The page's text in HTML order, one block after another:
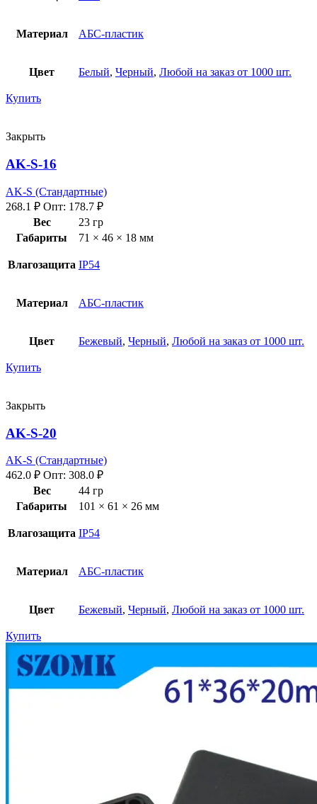
Материал АБС-пластик
Цвет Белый, Черный, Любой на заказ от 1000 шт.
Купить
Закрыть
AK-S-16
AK-S (Стандартные)
268.1 ₽ Опт: 178.7 ₽
Вес
23 гр
Габариты
71 × 46 × 18 мм
Влагозащита IP54
Материал АБС-пластик
Цвет Бежевый, Черный, Любой на заказ от 1000 шт.
Купить
Закрыть
AK-S-20
AK-S (Стандартные)
462.0 ₽ Опт: 308.0 ₽
Вес
44 гр
Габариты
101 × 61 × 26 мм
Влагозащита IP54
Материал АБС-пластик
Цвет Бежевый, Черный, Любой на заказ от 1000 шт.
Купить